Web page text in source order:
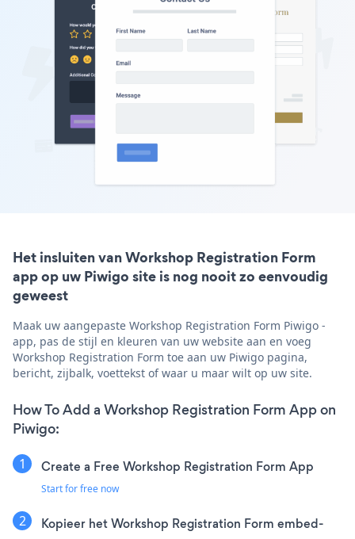
Het insluiten van Workshop Registration Form
app op uw Piwigo site is nog nooit zo eenvoudig
geweest
Maak uw aangepaste Workshop Registration Form Piwigo -
app, pas de stijl en kleuren van uw website aan en voeg
Workshop Registration Form toe aan uw Piwigo pagina,
bericht, zijbalk, voettekst of waar u maar wilt op uw site.
How To Add a Workshop Registration Form App on
Piwigo:
Create a Free Workshop Registration Form App
Start for free now
Kopieer het Workshop Registration Form embed-